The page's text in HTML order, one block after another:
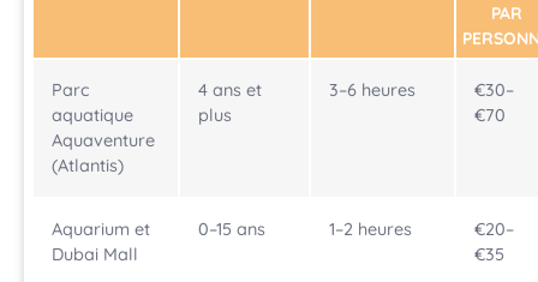
PAR
Parc
aquatique
Aquaventure
(Atlantis)
4 ans et
plus
3–6 heures
€30–
€70
Aquarium et
Dubai Mall
0–15 ans 1–2 heures
€20–
€35